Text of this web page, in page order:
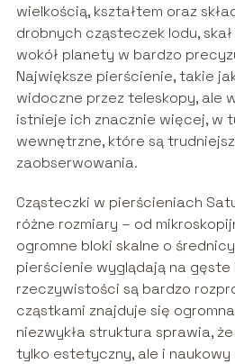
wielkością, kształtem oraz
drobnych cząsteczek lodu,
wokół planety w bardzo
Największe pierścienie, takie
widoczne przez teleskopy, ale
istnieje ich znacznie więcej, w
wewnętrzne, które są
zaobserwowania.
Cząsteczki w pierścieniach
różne rozmiary – od
ogromne bloki skalne o
pierścienie wyglądają na gęste
rzeczywistości są bardzo
cząstkami znajduje się
niezwykła struktura sprawia,
tylko estetyczny, ale i